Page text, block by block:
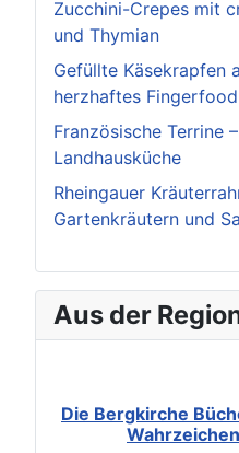
Zucchini-Crepes mit
und Thymian
Gefüllte Käsekrapfen
herzhaftes Fingerfood
Französische Terrine
Landhausküche
Rheingauer
Gartenkräutern und
Aus der
Die Bergkirche